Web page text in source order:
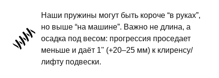
пружины
Наши пружины могут быть короче “в руках”,
но выше “на машине”. Важно не длина, а
осадка под весом: прогрессия проседает
меньше и даёт 1" (+20–25 мм) к клиренсу/
лифту подвески.